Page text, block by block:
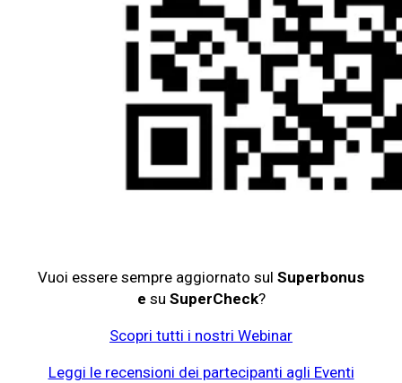
Vuoi essere sempre aggiornato sul Superbonus
e su SuperCheck?
Scopri tutti i nostri Webinar
Leggi le recensioni dei partecipanti agli Eventi